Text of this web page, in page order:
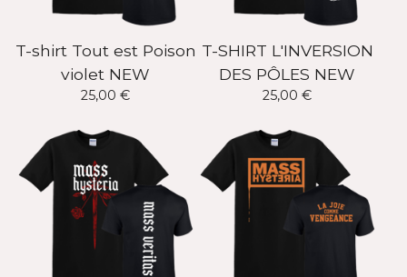
T-shirt Tout est Poison
violet NEW
25,00 €
T-SHIRT L'INVERSION
DES PÔLES NEW
25,00 €